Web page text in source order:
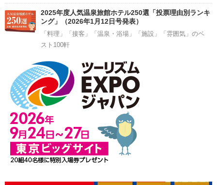
2025年度人気温泉旅館ホテル250選「投票理由別ランキ
ング」（2026年1月12日号発表）
「料理」「接客」「温泉・浴場」「施設」「雰囲気」のベ
スト100軒